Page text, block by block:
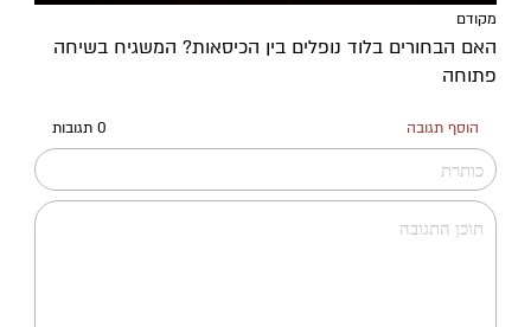
מקודם
האם הבחורים בלוד נופלים בין הכיסאות? המשגיח בשיחה
פתוחה
הוסף תגובה 0 תגובות